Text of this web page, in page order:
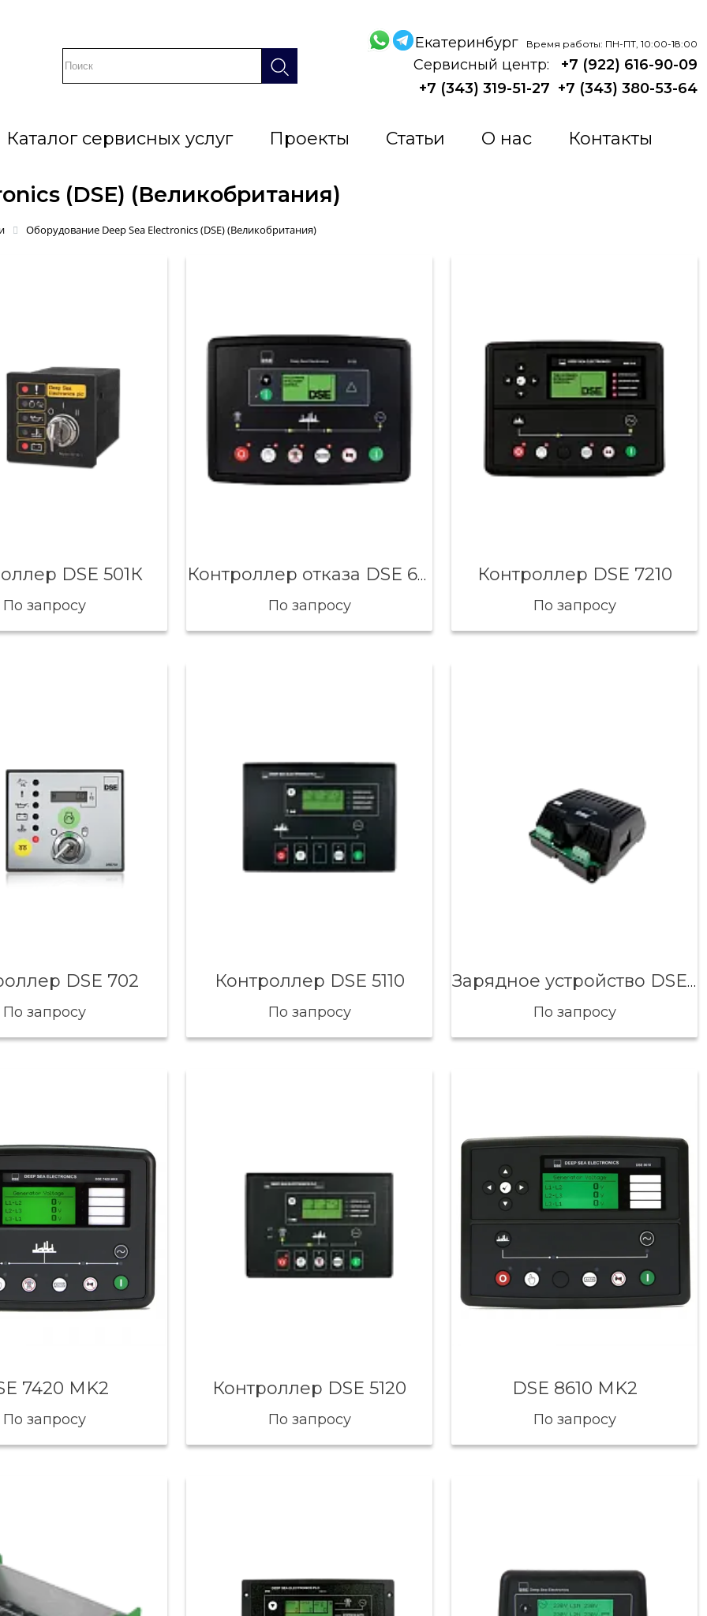
Екатеринбург Время работы: ПН-ПТ, 10:00-18:00
Сервисный центр:
+7 (922) 616-90-09
+7 (343) 319-51-27 +7 (343) 380-53-64
Каталог сервисных услуг Проекты Статьи О нас Контакты
(DSE) (Великобритания)
Оборудование Deep Sea Electronics (DSE) (Великобритания)
DSE 501К
По запросу
Контроллер отказа DSE 6120
По запросу
Контроллер DSE 7210
По запросу
DSE 702
По запросу
Контроллер DSE 5110
По запросу
Зарядное устройство DSE 9255
По запросу
7420 MK2
По запросу
Контроллер DSE 5120
По запросу
DSE 8610 MK2
По запросу